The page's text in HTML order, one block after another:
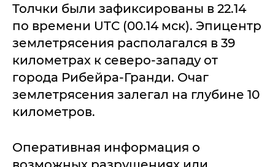
Толчки были зафиксированы в 22.14
по времени UTC (00.14 мск). Эпицентр
землетрясения располагался в 39
километрах к северо-западу от
города Рибейра-Гранди. Очаг
землетрясения залегал на глубине 10
километров.
Оперативная информация о